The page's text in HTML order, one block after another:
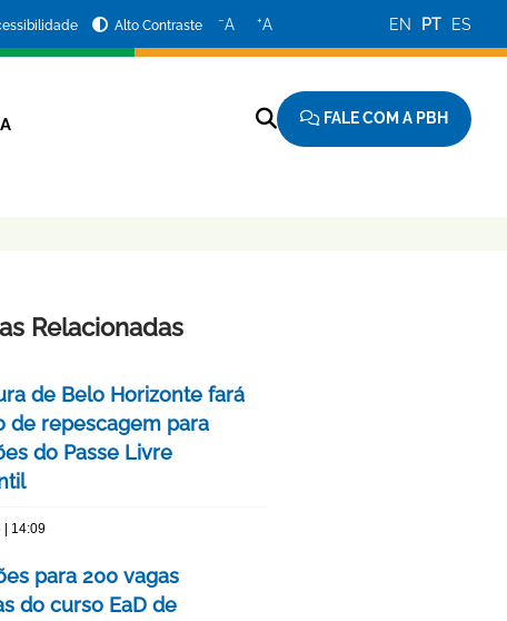
Alto Contraste −A +A EN PT ES
FALE COM A PBH
Relacionadas
de Belo Horizonte fará
de repescagem para
do Passe Livre
| 14:09
para 200 vagas
do curso EaD de